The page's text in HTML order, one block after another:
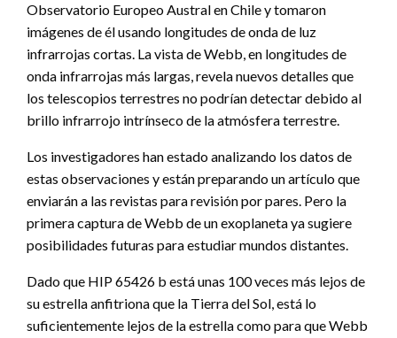
Observatorio Europeo Austral en Chile y tomaron
imágenes de él usando longitudes de onda de luz
infrarrojas cortas. La vista de Webb, en longitudes de
onda infrarrojas más largas, revela nuevos detalles que
los telescopios terrestres no podrían detectar debido al
brillo infrarrojo intrínseco de la atmósfera terrestre.
Los investigadores han estado analizando los datos de
estas observaciones y están preparando un artículo que
enviarán a las revistas para revisión por pares. Pero la
primera captura de Webb de un exoplaneta ya sugiere
posibilidades futuras para estudiar mundos distantes.
Dado que HIP 65426 b está unas 100 veces más lejos de
su estrella anfitriona que la Tierra del Sol, está lo
suficientemente lejos de la estrella como para que Webb